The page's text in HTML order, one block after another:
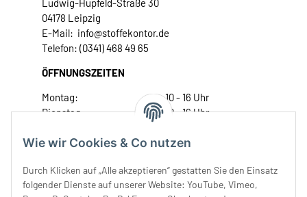
Wie wir Cookies & Co nutzen
Durch Klicken auf „Alle akzeptieren“ gestatten Sie den Einsatz
folgender Dienste auf unserer Website: YouTube, Vimeo,
Ludwig-Hupfeld-Straße 30
04178 Leipzig
E-Mail: info@stoffekontor.de
Telefon: (0341) 468 49 65
ÖFFNUNGSZEITEN
Montag:
10 - 16 Uhr
Dienstag:
10 - 16 Uhr
Donnerstag:
10 - 18 Uhr
Samstag:
10 - 14 Uhr